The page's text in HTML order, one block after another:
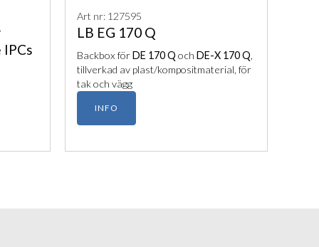
Art nr: 127595
LB EG 170 Q
Backbox förDE 170 Q och DE-X 170 Q,
tillverkad av plast/kompositmaterial, för
tak och vägg
INFO